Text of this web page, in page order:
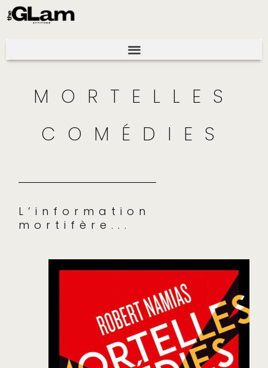
MORTELLES
COMÉDIES
L’information
mortifère...